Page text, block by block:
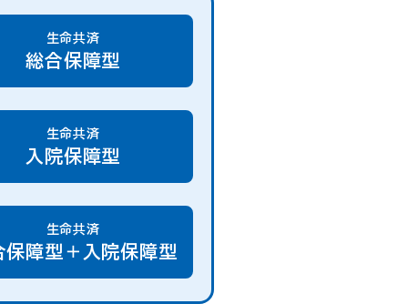
生命共済
総合保障型
生命共済
入院保障型
生命共済
保障型＋入院保障型